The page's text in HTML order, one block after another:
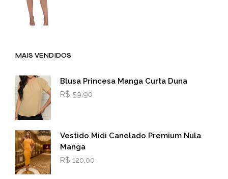
MAIS VENDIDOS
Blusa Princesa Manga Curta Duna
R$ 59,90
Vestido Midi Canelado Premium Nula
Manga
R$ 120,00